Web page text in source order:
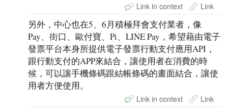
Link in context Link
另外，中心也在5、6月積極拜會支付業者，像
Pay、街口、歐付寶、Pi、LINE Pay，希望藉由電子
發票平台本身所提供電子發票行動支付應用API，
跟行動支付的APP來結合，讓使用者在消費的時
候，可以讓手機條碼跟結帳條碼的畫面結合，讓使
用者方便使用。
Link in context Link